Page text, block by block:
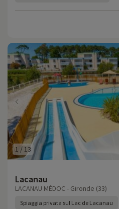
1 / 13
Lacanau
LACANAU MÉDOC - Gironde (33)
Spiaggia privata sul Lac de Lacanau